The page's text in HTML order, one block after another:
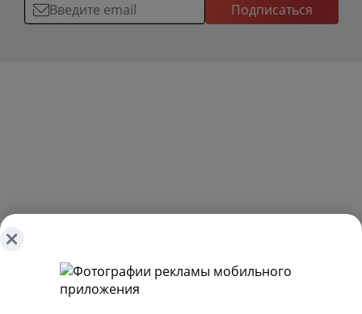
Подписаться
О ТОВАРАХ